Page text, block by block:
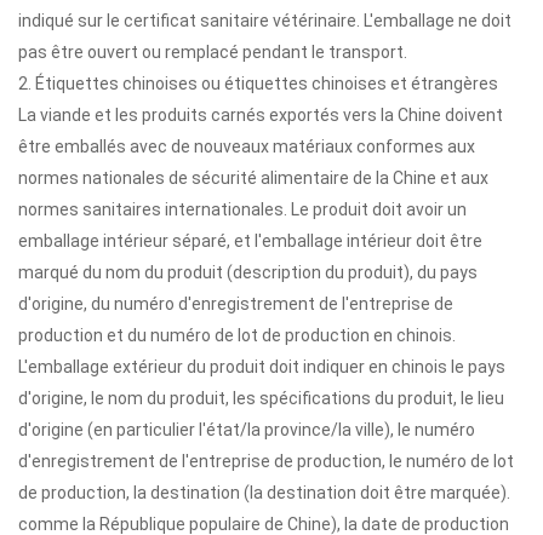
indiqué sur le certificat sanitaire vétérinaire. L'emballage ne doit
pas être ouvert ou remplacé pendant le transport.
2. Étiquettes chinoises ou étiquettes chinoises et étrangères
La viande et les produits carnés exportés vers la Chine doivent
être emballés avec de nouveaux matériaux conformes aux
normes nationales de sécurité alimentaire de la Chine et aux
normes sanitaires internationales. Le produit doit avoir un
emballage intérieur séparé, et l'emballage intérieur doit être
marqué du nom du produit (description du produit), du pays
d'origine, du numéro d'enregistrement de l'entreprise de
production et du numéro de lot de production en chinois.
L'emballage extérieur du produit doit indiquer en chinois le pays
d'origine, le nom du produit, les spécifications du produit, le lieu
d'origine (en particulier l'état/la province/la ville), le numéro
d'enregistrement de l'entreprise de production, le numéro de lot
de production, la destination (la destination doit être marquée).
comme la République populaire de Chine), la date de production